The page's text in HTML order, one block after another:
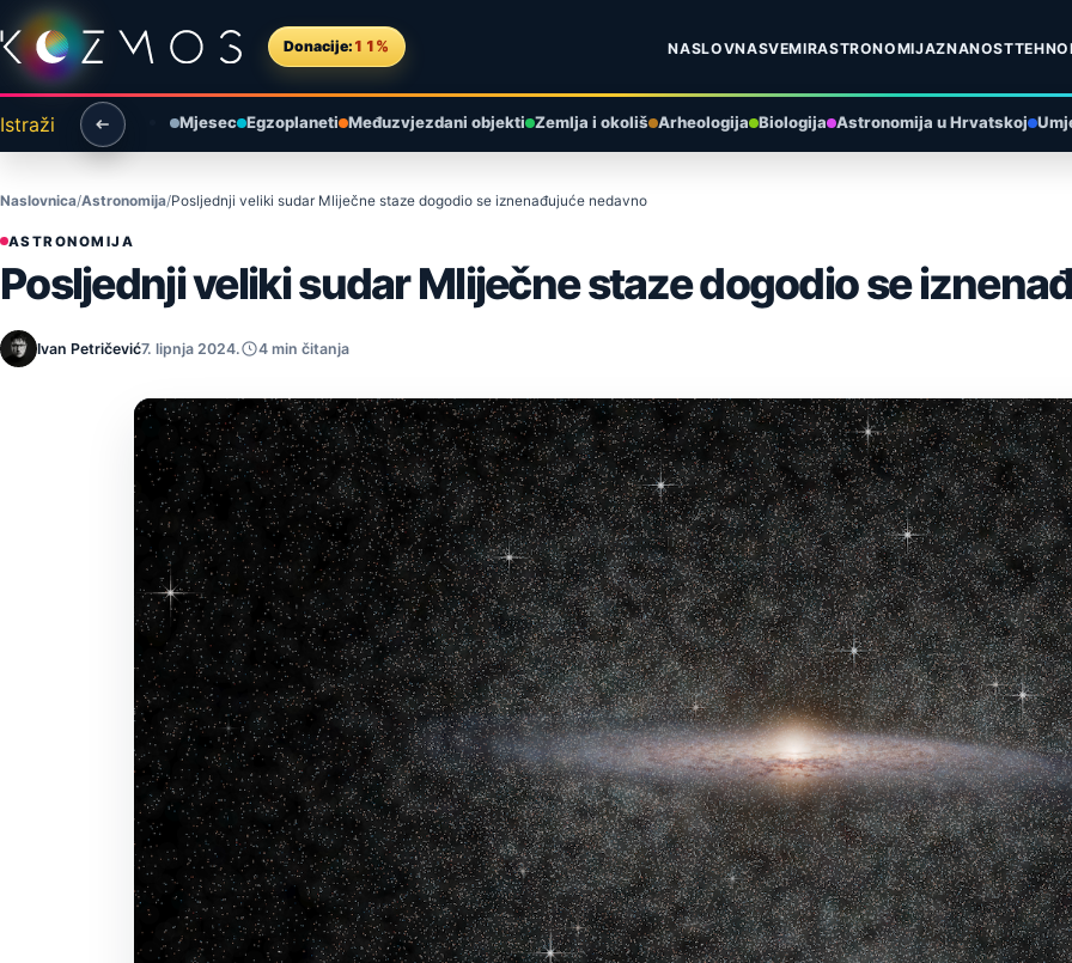
Preskoči na sadržaj
Donacije: 11% NASLOVNASVEMIRASTRONOMIJAZNANOST
Istraži Mjesec Egzoplaneti Međuzvjezdani objekti Zemlja i okoliš Arheologija Biologija Astronomija u Hrvatskoj
Naslovnica Astronomija Posljednji veliki sudar Mliječne staze dogodio se iznenađujuće nedavno
ASTRONOMIJA
Posljednji veliki sudar Mliječne staze dogodio se
Ivan Petričević7. lipnja 2024. 4 min čitanja